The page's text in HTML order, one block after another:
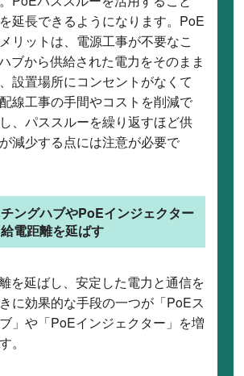
延長できるようになります。PoE
リットは、電源工事が不要なこ
ブから供給された電力をそのまま
設置場所にコンセントがなくて
線工事の手間やコストを削減で
、パススルーを繰り返すほど供
減少する点には注意が必要で
ングハブやPoEインジェクター
電距離を延ばす
を延ばし、安定した電力と通信を
に効果的な手段の一つが「PoEス
」や「PoEインジェクター」を増
。